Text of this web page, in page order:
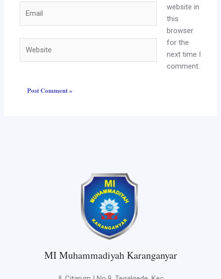
website in
this
browser
for the
next time I
comment.
MI Muhammadiyah Karanganyar